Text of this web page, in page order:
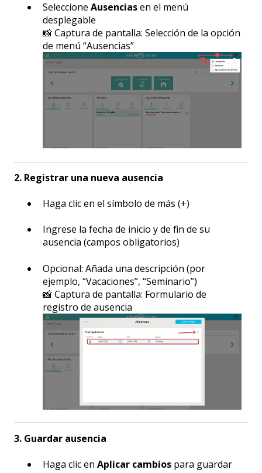
Seleccione Ausenciasen el menú
desplegable
📸 Captura de pantalla: Selección de la opción
de menú “Ausencias”
2. Registrar una nueva ausencia
Haga clic en el símbolo de más (+)
Ingrese la fecha de inicio y de fin de su
ausencia (campos obligatorios)
Opcional: Añada una descripción (por
ejemplo, “Vacaciones”, “Seminario”)
📸 Captura de pantalla: Formulario de
registro de ausencia
3. Guardar ausencia
Haga clic en Aplicar cambios para guardar